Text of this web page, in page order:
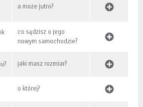
a może jutro?
co sądzisz o jego
nowym samochodzie?
jaki masz rozmiar?
o której?